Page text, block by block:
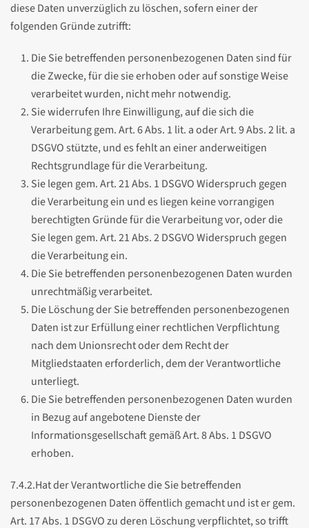
diese Daten unverzüglich zu löschen, sofern einer der
folgenden Gründe zutrifft:
Die Sie betreffenden personenbezogenen Daten sind für
die Zwecke, für die sie erhoben oder auf sonstige Weise
verarbeitet wurden, nicht mehr notwendig.
Sie widerrufen Ihre Einwilligung, auf die sich die
Verarbeitung gem. Art. 6 Abs. 1 lit. a oder Art. 9 Abs. 2 lit. a
DSGVO stützte, und es fehlt an einer anderweitigen
Rechtsgrundlage für die Verarbeitung.
Sie legen gem. Art. 21 Abs. 1 DSGVO Widerspruch gegen
die Verarbeitung ein und es liegen keine vorrangigen
berechtigten Gründe für die Verarbeitung vor, oder die
Sie legen gem. Art. 21 Abs. 2 DSGVO Widerspruch gegen
die Verarbeitung ein.
Die Sie betreffenden personenbezogenen Daten wurden
unrechtmäßig verarbeitet.
Die Löschung der Sie betreffenden personenbezogenen
Daten ist zur Erfüllung einer rechtlichen Verpflichtung
nach dem Unionsrecht oder dem Recht der
Mitgliedstaaten erforderlich, dem der Verantwortliche
unterliegt.
Die Sie betreffenden personenbezogenen Daten wurden
in Bezug auf angebotene Dienste der
Informationsgesellschaft gemäß Art. 8 Abs. 1 DSGVO
erhoben.
7.4.2.Hat der Verantwortliche die Sie betreffenden
personenbezogenen Daten öffentlich gemacht und ist er gem.
Art. 17 Abs. 1 DSGVO zu deren Löschung verpflichtet, so trifft